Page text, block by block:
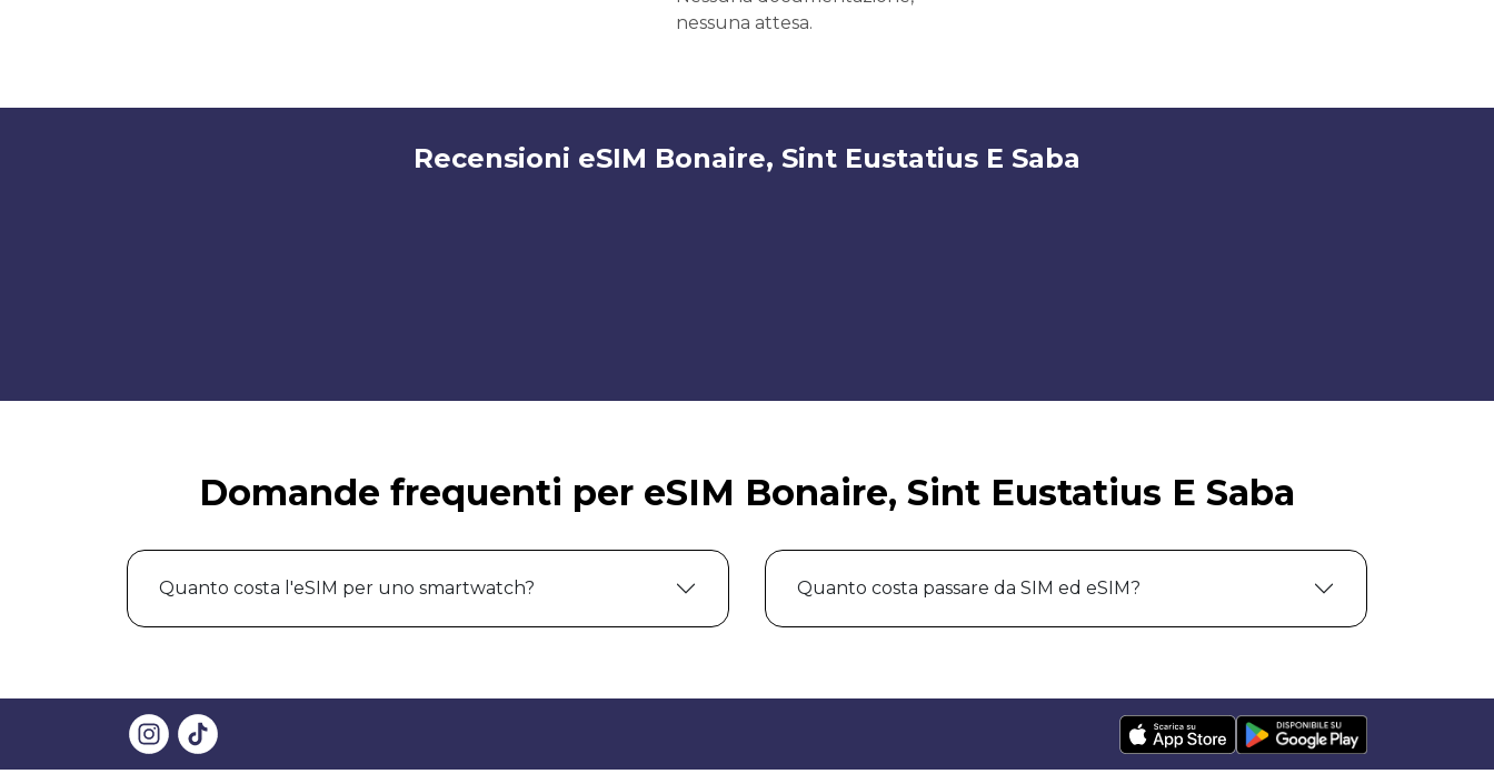
nessuna attesa.
Recensioni eSIM Bonaire, Sint Eustatius E Saba
Domande frequenti per eSIM Bonaire, Sint Eustatius E Saba
Quanto costa l'eSIM per uno smartwatch? Quanto costa passare da SIM ed eSIM?